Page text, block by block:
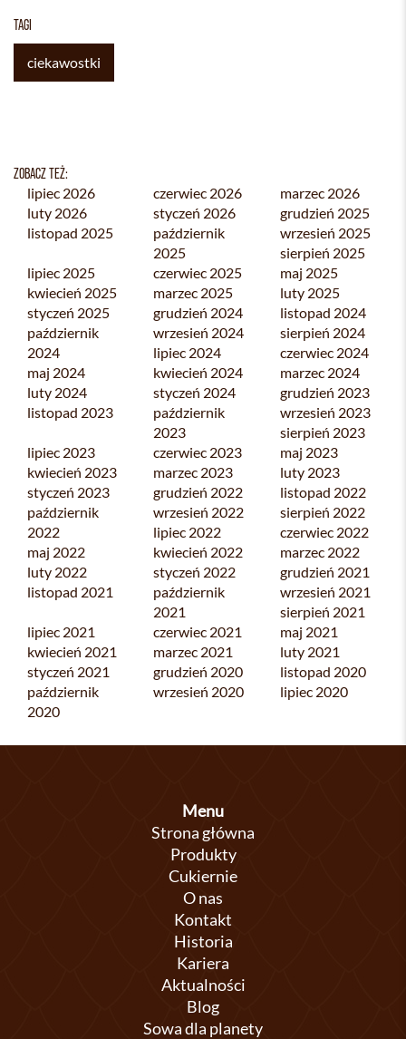
TAGI
ciekawostki
ZOBACZ TEŻ:
lipiec 2026 czerwiec 2026
marzec 2026
luty 2026
styczeń 2026
grudzień 2025
listopad 2025
październik
2025
wrzesień 2025
sierpień 2025
lipiec 2025
czerwiec 2025
maj 2025
kwiecień 2025
marzec 2025
luty 2025
styczeń 2025
grudzień 2024
listopad 2024
październik
2024
wrzesień 2024
sierpień 2024
lipiec 2024
czerwiec 2024
maj 2024
kwiecień 2024
marzec 2024
luty 2024
styczeń 2024
grudzień 2023
listopad 2023
październik
2023
wrzesień 2023
sierpień 2023
lipiec 2023
czerwiec 2023
maj 2023
kwiecień 2023
marzec 2023
luty 2023
styczeń 2023
grudzień 2022
listopad 2022
październik
2022
wrzesień 2022
sierpień 2022
lipiec 2022
czerwiec 2022
maj 2022
kwiecień 2022
marzec 2022
luty 2022
styczeń 2022
grudzień 2021
listopad 2021
październik
2021
wrzesień 2021
sierpień 2021
lipiec 2021
czerwiec 2021
maj 2021
kwiecień 2021
marzec 2021
luty 2021
styczeń 2021
grudzień 2020
listopad 2020
październik
2020
wrzesień 2020 lipiec 2020
Menu
Strona główna
Produkty
Cukiernie
O nas
Kontakt
Historia
Kariera
Aktualności
Blog
Sowa dla planety